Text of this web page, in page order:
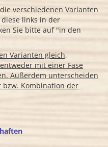
verschiedenen Varianten
diese links in der
Sie bitte auf "in den
Varianten gleich,
mit einer Fase
Außerdem unterscheiden
bzw. Kombination der